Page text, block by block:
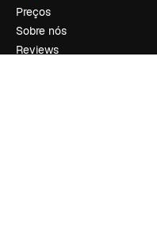
Preços
Sobre nós
Reviews